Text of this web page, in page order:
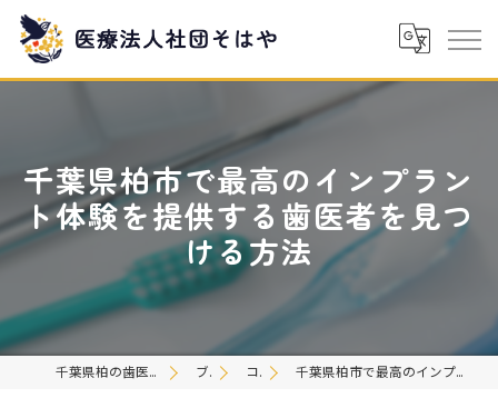
千葉県柏市で最高のインプラン
ト体験を提供する歯医者を見つ
ける方法
千葉県柏の歯医者なら医療法人社団そはや ブログ コラム 千葉県柏市で最高のインプラント体験を提供する歯医者を見つける方法